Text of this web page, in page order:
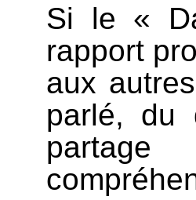
Si le «
rapport
aux
parlé, du